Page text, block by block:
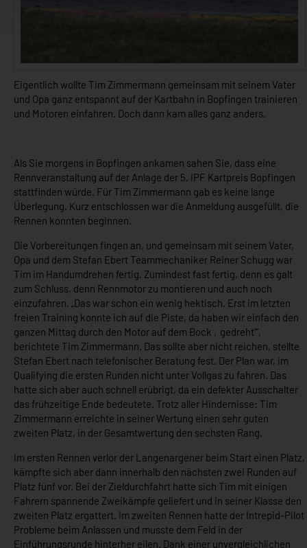
Eigentlich wollte Tim Zimmermann gemeinsam mit seinem Vater
und Opa ganz entspannt auf der Kartbahn in Bopfingen trainieren
und Motoren einfahren. Doch dann kam alles ganz anders.
Als Sie morgens in Bopfingen ankamen sahen Sie, dass eine
Rennveranstaltung auf der Anlage der 5. IPF Kartpreis Bopfingen
stattfinden würde. Für Tim Zimmermann gab es keine lange
Überlegung. Kurz entschlossen war die Anmeldung ausgefüllt, die
Rennen konnten beginnen.
Die Vorbereitungen fingen an, und gemeinsam mit seinem Vater,
Opa und dem Stefan Ebert Teammechaniker Reiner Schugg war
Tim im Handumdrehen fertig. Zumindest fast fertig, denn es galt
zum Schluss, denn Rennmotor zu montieren und auch noch
einzufahren. „Das war schon ein wenig hektisch. Erst im letzten
freien Training konnte ich auf die Piste, da haben wir einfach den
ganzen Mittag durch den Motor auf dem Bock ‚gedreht‘“,
berichtete Tim Zimmermann. Das sollte aber nicht reichen, stellte
Stefan Ebert nach telefonischer Beratung fest. Der Plan war, im
Qualifying die ersten Runden nicht unter Vollgas zu fahren. Das
hatte sich aber auch schnell erübrigt, da ein defekter Ausschalter
das frühzeitige Ende bedeutete. Trotz aller Hindernisse: Tim
Zimmermann erreichte in seiner Wertung einen sehr guten
zweiten Platz, in der Gesamtwertung den sechsten Rang.
Im ersten Rennen verlor der Langenargener beim Start einen Platz,
kämpfte sich aber dann innerhalb den nächsten zwei Runden auf
Platz fünf vor. Bei der Zieldurchfahrt hatte sich Tim mit einigen
Fahrern spannende Zweikämpfe geliefert und in seiner Klasse den
zweiten Platz ergattert. Im zweiten Rennen hatte der Intrepid-Pilot
Probleme beim Anlassen und musste dem Feld in der
Einführungsrunde hinterher eilen. Dank einer unvergleichlichen